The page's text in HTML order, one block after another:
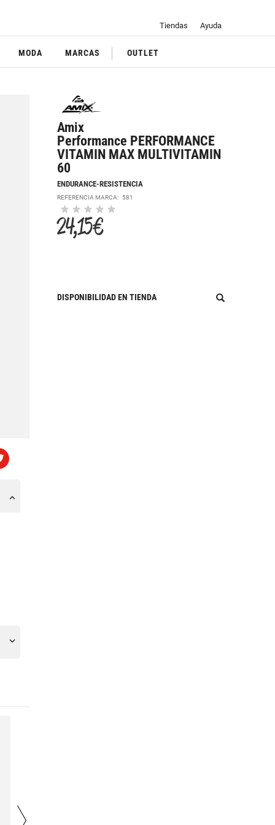
Tiendas Ayuda
MODA MARCAS OUTLET
Amix
Performance PERFORMANCE
VITAMIN MAX MULTIVITAMIN
60
ENDURANCE-RESISTENCIA
REFERENCIA MARCA: 581
24,15 €
DISPONIBILIDAD EN TIENDA